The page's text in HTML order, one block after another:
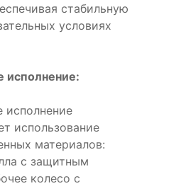
стабильную
условиях
исполнение:
исполнение
использование
материалов:
с защитным
колесо с